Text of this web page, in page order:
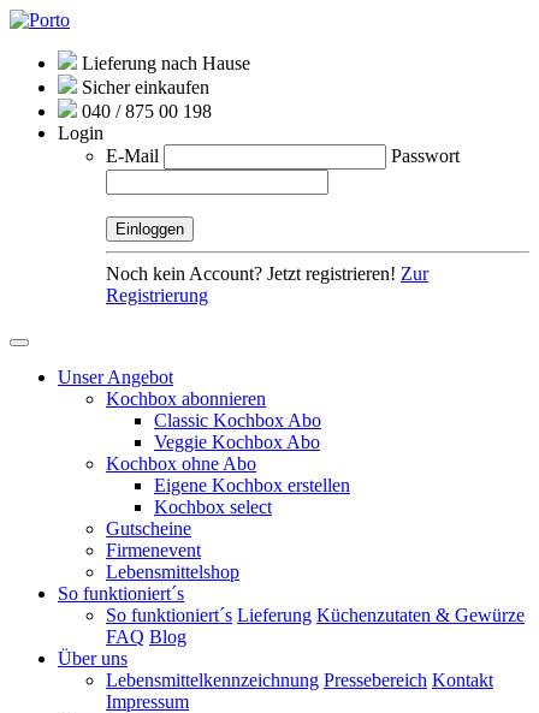
Lieferung nach Hause
Sicher einkaufen
040 / 875 00 198
Login
E-Mail
Passwort
Noch kein Account? Jetzt registrieren! Zur
Registrierung
Unser Angebot
Kochbox abonnieren
Classic Kochbox Abo
Veggie Kochbox Abo
Kochbox ohne Abo
Eigene Kochbox erstellen
Kochbox select
Gutscheine
Firmenevent
Lebensmittelshop
So funktioniert´s
So funktioniert´s Lieferung Küchenzutaten & Gewürze
FAQ Blog
Über uns
Lebensmittelkennzeichnung Pressebereich Kontakt
Impressum